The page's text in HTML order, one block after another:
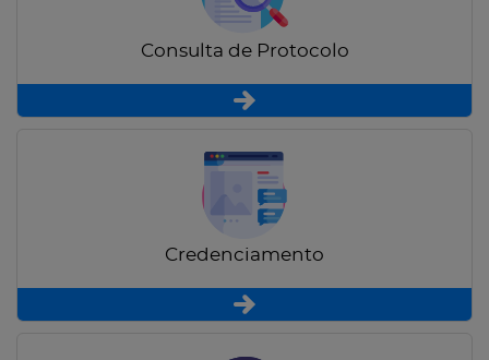
Consulta de Protocolo
Credenciamento